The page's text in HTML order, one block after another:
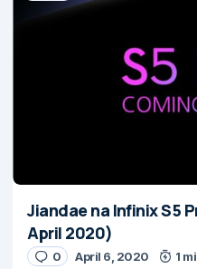
Jiandae na Infinix S5
April 2020)
0 April 6, 2020 1